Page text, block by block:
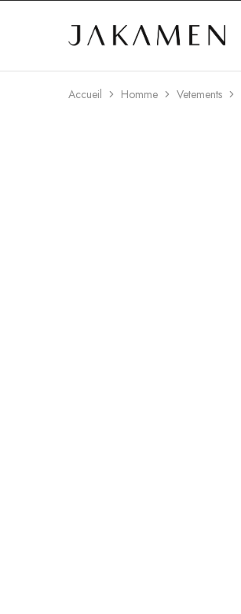
Jakamen
Accueil Homme Vetements